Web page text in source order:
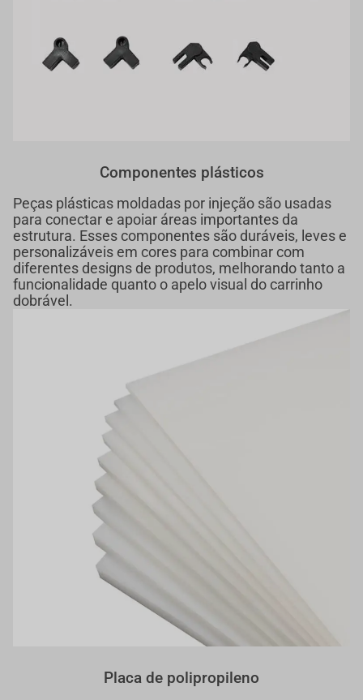
Componentes plásticos
Peças plásticas moldadas por injeção são usadas
para conectar e apoiar áreas importantes da
estrutura. Esses componentes são duráveis, leves e
personalizáveis em cores para combinar com
diferentes designs de produtos, melhorando tanto a
funcionalidade quanto o apelo visual do carrinho
dobrável.
Placa de polipropileno